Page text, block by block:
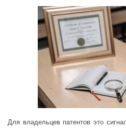
Для владельцев патентов это